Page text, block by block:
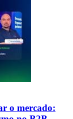
o mercado: